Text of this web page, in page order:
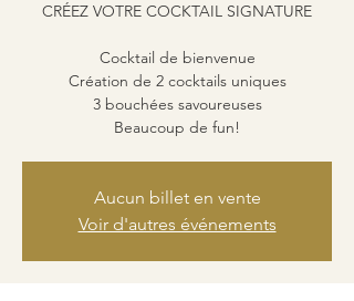
CRÉEZ VOTRE COCKTAIL SIGNATURE
Cocktail de bienvenue
Création de 2 cocktails uniques
3 bouchées savoureuses
Beaucoup de fun!
Aucun billet en vente
Voir d'autres événements